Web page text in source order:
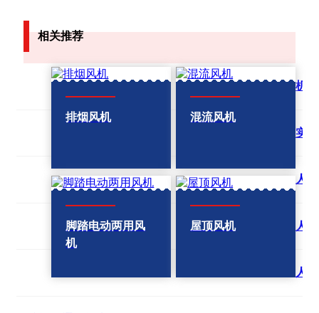
相关推荐
排烟风机 混流风机
脚踏电动两用风
机
屋顶风机
机
实
人
人
人